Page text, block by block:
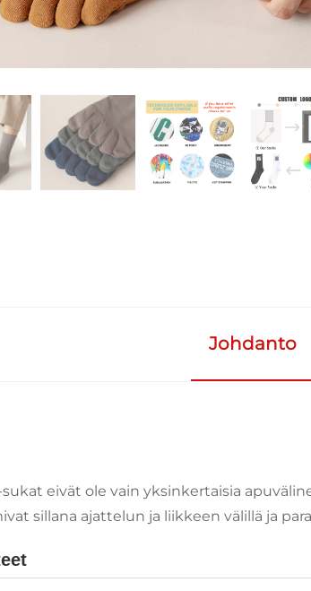
Johdanto
eivät ole vain yksinkertaisia
sillana ajattelun ja liikkeen välillä ja